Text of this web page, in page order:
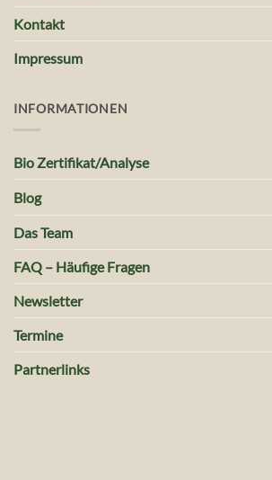
Kontakt
Impressum
INFORMATIONEN
Bio Zertifikat/Analyse
Blog
Das Team
FAQ – Häufige Fragen
Newsletter
Termine
Partnerlinks